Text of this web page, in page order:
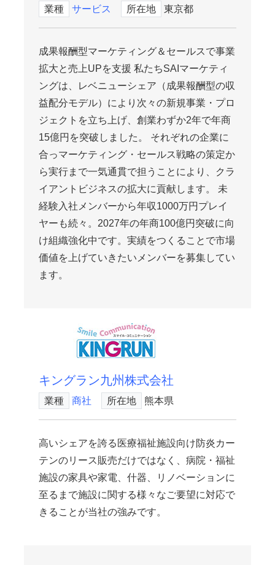
業種 サービス 所在地 東京都
成果報酬型マーケティング＆セールスで事業
拡大と売上UPを支援 私たちSAIマーケティ
ングは、レベニューシェア（成果報酬型の収
益配分モデル）により次々の新規事業・プロ
ジェクトを立ち上げ、創業わずか2年で年商
15億円を突破しました。 それぞれの企業に
合っマーケティング・セールス戦略の策定か
ら実行まで一気通貫で担うことにより、クラ
イアントビジネスの拡大に貢献します。 未
経験入社メンバーから年収1000万円プレイ
ヤーも続々。2027年の年商100億円突破に向
け組織強化中です。実績をつくることで市場
価値を上げていきたいメンバーを募集してい
ます。
キングラン九州株式会社
業種 商社 所在地 熊本県
高いシェアを誇る医療福祉施設向け防炎カー
テンのリース販売だけではなく、病院・福祉
施設の家具や家電、什器、リノベーションに
至るまで施設に関する様々なご要望に対応で
きることが当社の強みです。